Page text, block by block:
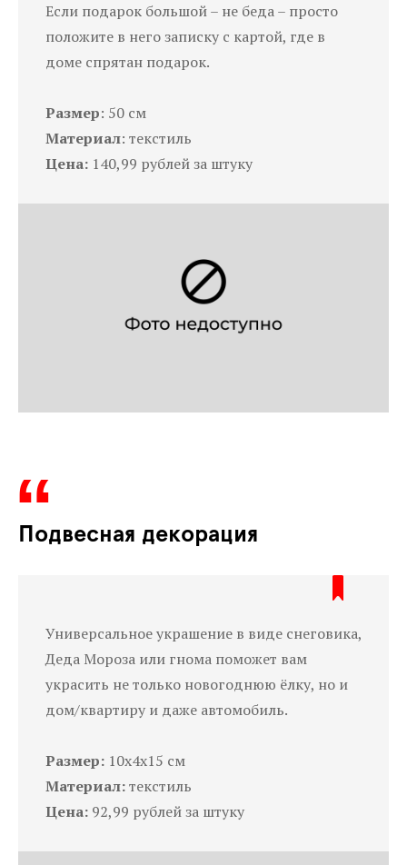
Если подарок большой – не беда – просто
положите в него записку с картой, где в
доме спрятан подарок.
Размер: 50 см
Материал: текстиль
Цена: 140,99 рублей за штуку
Подвесная декорация
Универсальное украшение в виде снеговика,
Деда Мороза или гнома поможет вам
украсить не только новогоднюю ёлку, но и
дом/квартиру и даже автомобиль.
Размер: 10х4х15 см
Материал:текстиль
Цена: 92,99 рублей за штуку